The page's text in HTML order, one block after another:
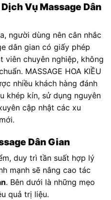
Vụ Massage Dân
người dùng nên cân nhắc
dân gian có giấy phép
viên chuyên nghiệp, không
MASSAGE HOA KIỀU
nhiều khách hàng đánh
khép kín, sử dụng nguyên
cập nhật các xu
Dân Gian
duy trì tần suất hợp lý
mạnh sẽ nâng cao tác
. Bên dưới là những mẹo
quả trị liệu.